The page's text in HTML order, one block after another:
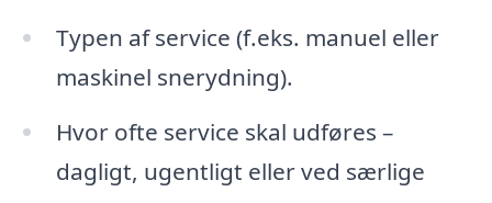
Typen af service (f.eks. manuel eller
maskinel snerydning).
Hvor ofte service skal udføres –
dagligt, ugentligt eller ved særlige